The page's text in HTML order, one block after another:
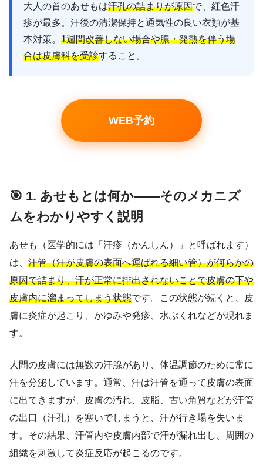
大人の首のあせもは汗孔の詰まりが原因で、紅色汗
疹が最多。汗後の清潔保持と通気性の良い衣類が基
本対策。 1週間改善しない場合や膿・発熱を伴う場
合は皮膚科を受診すること。
WEB予約
🎯 1. あせもとは何か――そのメカニズ
ムをわかりやすく説明
あせも（医学的には「汗疹（かんしん）」と呼ばれます）
は、 汗管（汗が皮膚の表面へ運ばれる細い管）が何らかの
原因で詰まり、汗が正常に排出されないことで皮膚の下や
皮膚内に溜まってしまう状態です。この状態が続くと、皮
膚に炎症が起こり、かゆみや発疹、水ぶくれなどが現れま
す。
人間の皮膚には無数の汗腺があり、体温調節のために常に
汗を分泌しています。通常、汗は汗管を通って皮膚の表面
に出てきますが、皮膚の汚れ、皮脂、古い角質などが汗管
の出口（汗孔）を塞いでしまうと、汗が行き場を失いま
す。その結果、汗管内や皮膚内部で汗が漏れ出し、周囲の
組織を刺激して炎症反応が起こるのです。